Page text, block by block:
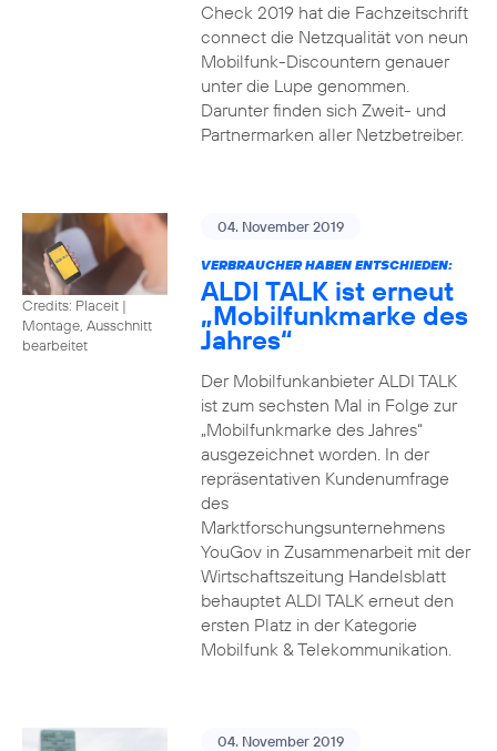
Check 2019 hat die Fachzeitschrift
connect die Netzqualität von neun
Mobilfunk-Discountern genauer
unter die Lupe genommen.
Darunter finden sich Zweit- und
Partnermarken aller Netzbetreiber.
Credits: Placeit |
Montage, Ausschnitt
bearbeitet
04. November 2019
VERBRAUCHER HABEN ENTSCHIEDEN:
ALDI TALK ist erneut
„Mobilfunkmarke des
Jahres“
Der Mobilfunkanbieter ALDI TALK
ist zum sechsten Mal in Folge zur
„Mobilfunkmarke des Jahres“
ausgezeichnet worden. In der
repräsentativen Kundenumfrage
des
Marktforschungsunternehmens
YouGov in Zusammenarbeit mit der
Wirtschaftszeitung Handelsblatt
behauptet ALDI TALK erneut den
ersten Platz in der Kategorie
Mobilfunk & Telekommunikation.
04. November 2019